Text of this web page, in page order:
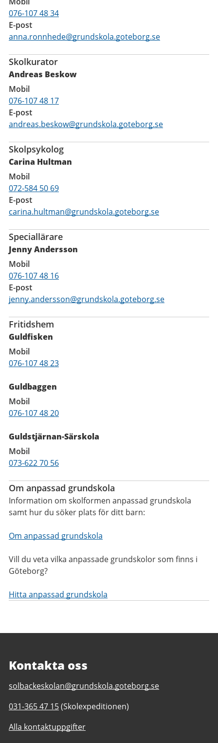
076-107 48 34
E-post
anna.ronnhede@grundskola.goteborg.se
Skolkurator
Andreas Beskow
Mobil
076-107 48 17
E-post
andreas.beskow@grundskola.goteborg.se
Skolpsykolog
Carina Hultman
Mobil
072-584 50 69
E-post
carina.hultman@grundskola.goteborg.se
Speciallärare
Jenny Andersson
Mobil
076-107 48 16
E-post
jenny.andersson@grundskola.goteborg.se
Fritidshem
Guldfisken
Mobil
076-107 48 23
Guldbaggen
Mobil
076-107 48 20
Guldstjärnan-Särskola
Mobil
073-622 70 56
Om anpassad grundskola
Information om skolformen anpassad grundskola
samt hur du söker plats för ditt barn:
Om anpassad grundskola
Vill du veta vilka anpassade grundskolor som finns i
Göteborg?
Hitta anpassad grundskola
Kontakta oss
E-
till
Solbackeskolan
F-
solbackeskolan@grundskola.goteborg.se
Telefonnummer
Solbackeskolan
031-365 47 15(Skolexpeditionen)
Alla kontaktuppgifter